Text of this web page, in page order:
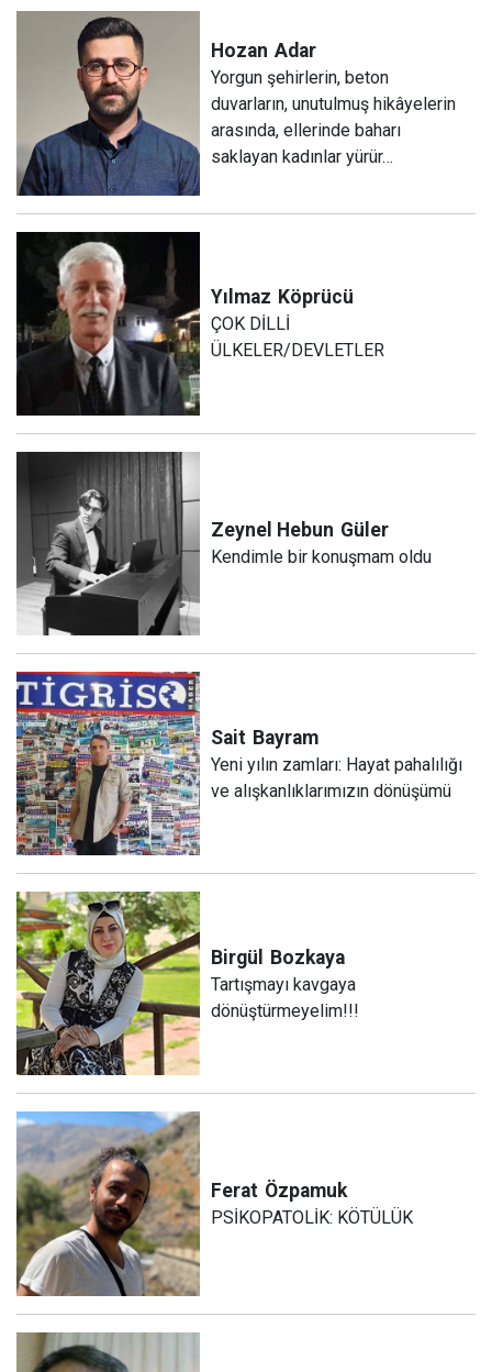
Hozan Adar
Yorgun şehirlerin, beton
duvarların, unutulmuş hikâyelerin
arasında, ellerinde baharı
saklayan kadınlar yürür…
Yılmaz Köprücü
ÇOK DİLLİ
ÜLKELER/DEVLETLER
Zeynel Hebun Güler
Kendimle bir konuşmam oldu
Sait Bayram
Yeni yılın zamları: Hayat pahalılığı
ve alışkanlıklarımızın dönüşümü
Birgül Bozkaya
Tartışmayı kavgaya
dönüştürmeyelim!!!
Ferat Özpamuk
PSİKOPATOLİK: KÖTÜLÜK